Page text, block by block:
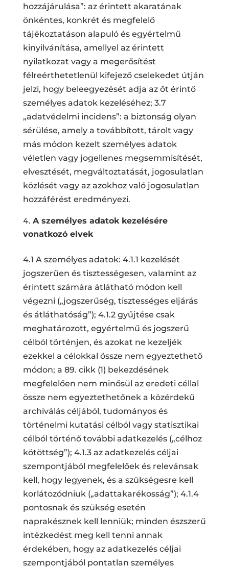
hozzájárulása”: az érintett akaratának
önkéntes, konkrét és megfelelő
tájékoztatáson alapuló és egyértelmű
kinyilvánítása, amellyel az érintett
nyilatkozat vagy a megerősítést
félreérthetetlenül kifejező cselekedet útján
jelzi, hogy beleegyezését adja az őt érintő
személyes adatok kezeléséhez; 3.7
„adatvédelmi incidens”: a biztonság olyan
sérülése, amely a továbbított, tárolt vagy
más módon kezelt személyes adatok
véletlen vagy jogellenes megsemmisítését,
elvesztését, megváltoztatását, jogosulatlan
közlését vagy az azokhoz való jogosulatlan
hozzáférést eredményezi.
A személyes adatok kezelésére
vonatkozó elvek
4.1 A személyes adatok: 4.1.1 kezelését
jogszerűen és tisztességesen, valamint az
érintett számára átlátható módon kell
végezni („jogszerűség, tisztességes eljárás
és átláthatóság”); 4.1.2 gyűjtése csak
meghatározott, egyértelmű és jogszerű
célból történjen, és azokat ne kezeljék
ezekkel a célokkal össze nem egyeztethető
módon; a 89. cikk (1) bekezdésének
megfelelően nem minősül az eredeti céllal
össze nem egyeztethetőnek a közérdekű
archiválás céljából, tudományos és
történelmi kutatási célból vagy statisztikai
célból történő további adatkezelés („célhoz
kötöttség”); 4.1.3 az adatkezelés céljai
szempontjából megfelelőek és relevánsak
kell, hogy legyenek, és a szükségesre kell
korlátozódniuk („adattakarékosság”); 4.1.4
pontosnak és szükség esetén
naprakésznek kell lenniük; minden észszerű
intézkedést meg kell tenni annak
érdekében, hogy az adatkezelés céljai
szempontjából pontatlan személyes